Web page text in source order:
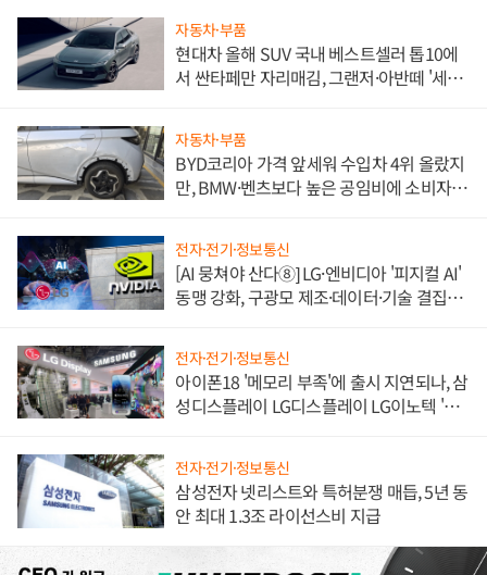
자동차·부품
현대차 올해 SUV 국내 베스트셀러 톱10에
서 싼타페만 자리매김, 그랜저·아반떼 '세단
자동차·부품
BYD코리아 가격 앞세워 수입차 4위 올랐지
만, BMW·벤츠보다 높은 공임비에 소비자
전자·전기·정보통신
[AI 뭉쳐야 산다⑧] LG·엔비디아 '피지컬 AI'
동맹 강화, 구광모 제조·데이터·기술 결집
전자·전기·정보통신
아이폰18 '메모리 부족'에 출시 지연되나, 삼
성디스플레이 LG디스플레이 LG이노텍 '탈
전자·전기·정보통신
삼성전자 넷리스트와 특허분쟁 매듭, 5년 동
안 최대 1.3조 라이선스비 지급